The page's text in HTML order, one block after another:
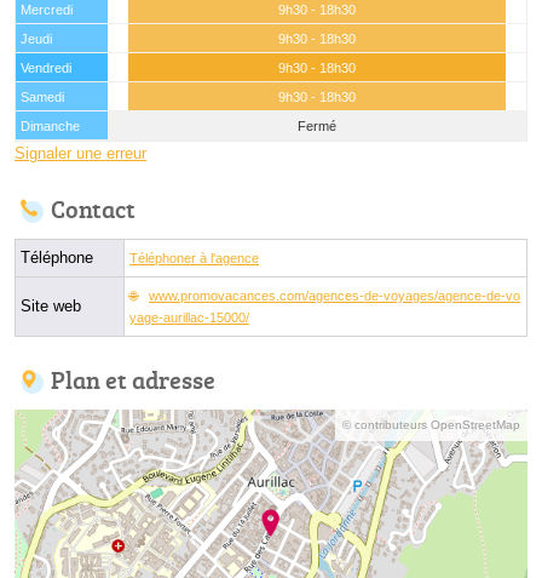
Mercredi
9h30 - 18h30
Jeudi
9h30 - 18h30
Vendredi
9h30 - 18h30
Samedi
9h30 - 18h30
Dimanche
Fermé
Signaler une erreur
Contact
Téléphone Téléphoner à l'agence
Site web
www.promovacances.com/agences-de-voyages/agence-de-vo
yage-aurillac-15000/
Plan et adresse
© contributeurs OpenStreetMap